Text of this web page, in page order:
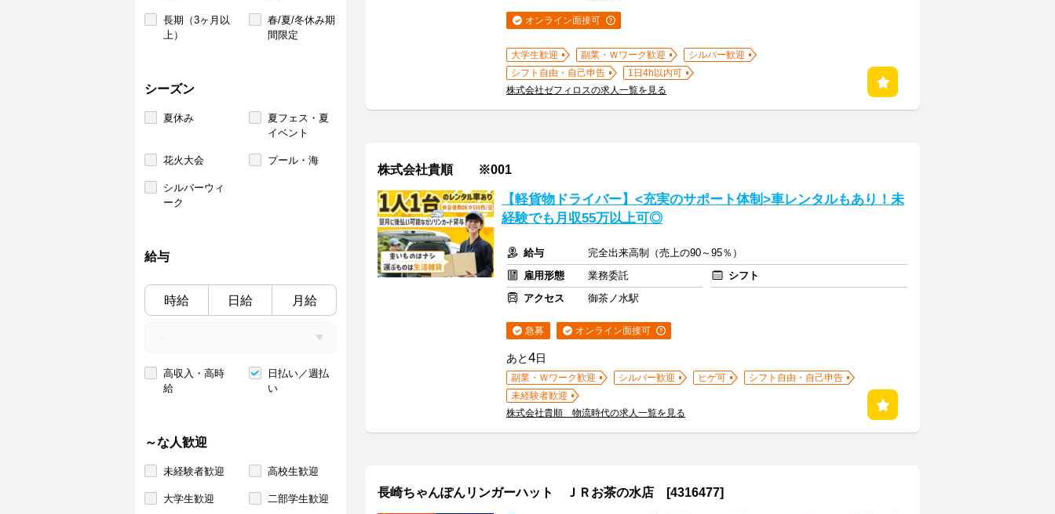
長期（3ヶ月以
上）
春/夏/冬休み期
間限定
シーズン
夏休み
夏フェス・夏
イベント
花火大会 プール・海
シルバーウィ
ーク
給与
時給 日給 月給
高収入・高時
給
日払い／週払
い
～な人歓迎
未経験者歓迎 高校生歓迎
大学生歓迎 二部学生歓迎
オンライン面接可
大学生歓迎 副業・Ｗワーク歓迎
シルバー歓迎
シフト自由・自己申告
1日4h以内可
株式会社ゼフィロスの求人一覧を見る
株式会社貴順 ※001
【軽貨物ドライバー】<充実のサポート体制>車レンタルもあり！未
経験でも月収55万以上可◎
給与
完全出来高制（売上の90～95％）
雇用形態
業務委託
シフト
アクセス
御茶ノ水駅
急募 オンライン面接可
あと4日
副業・Ｗワーク歓迎 シルバー歓迎 ヒゲ可
シフト自由・自己申告
未経験者歓迎
株式会社貴順 物流時代の求人一覧を見る
長崎ちゃんぽんリンガーハット ＪＲお茶の水店 [4316477]